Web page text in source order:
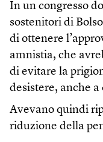
In un congresso
sostenitori di
di ottenere
amnistia, che
di evitare la
desistere, anche a
Avevano quindi
riduzione della